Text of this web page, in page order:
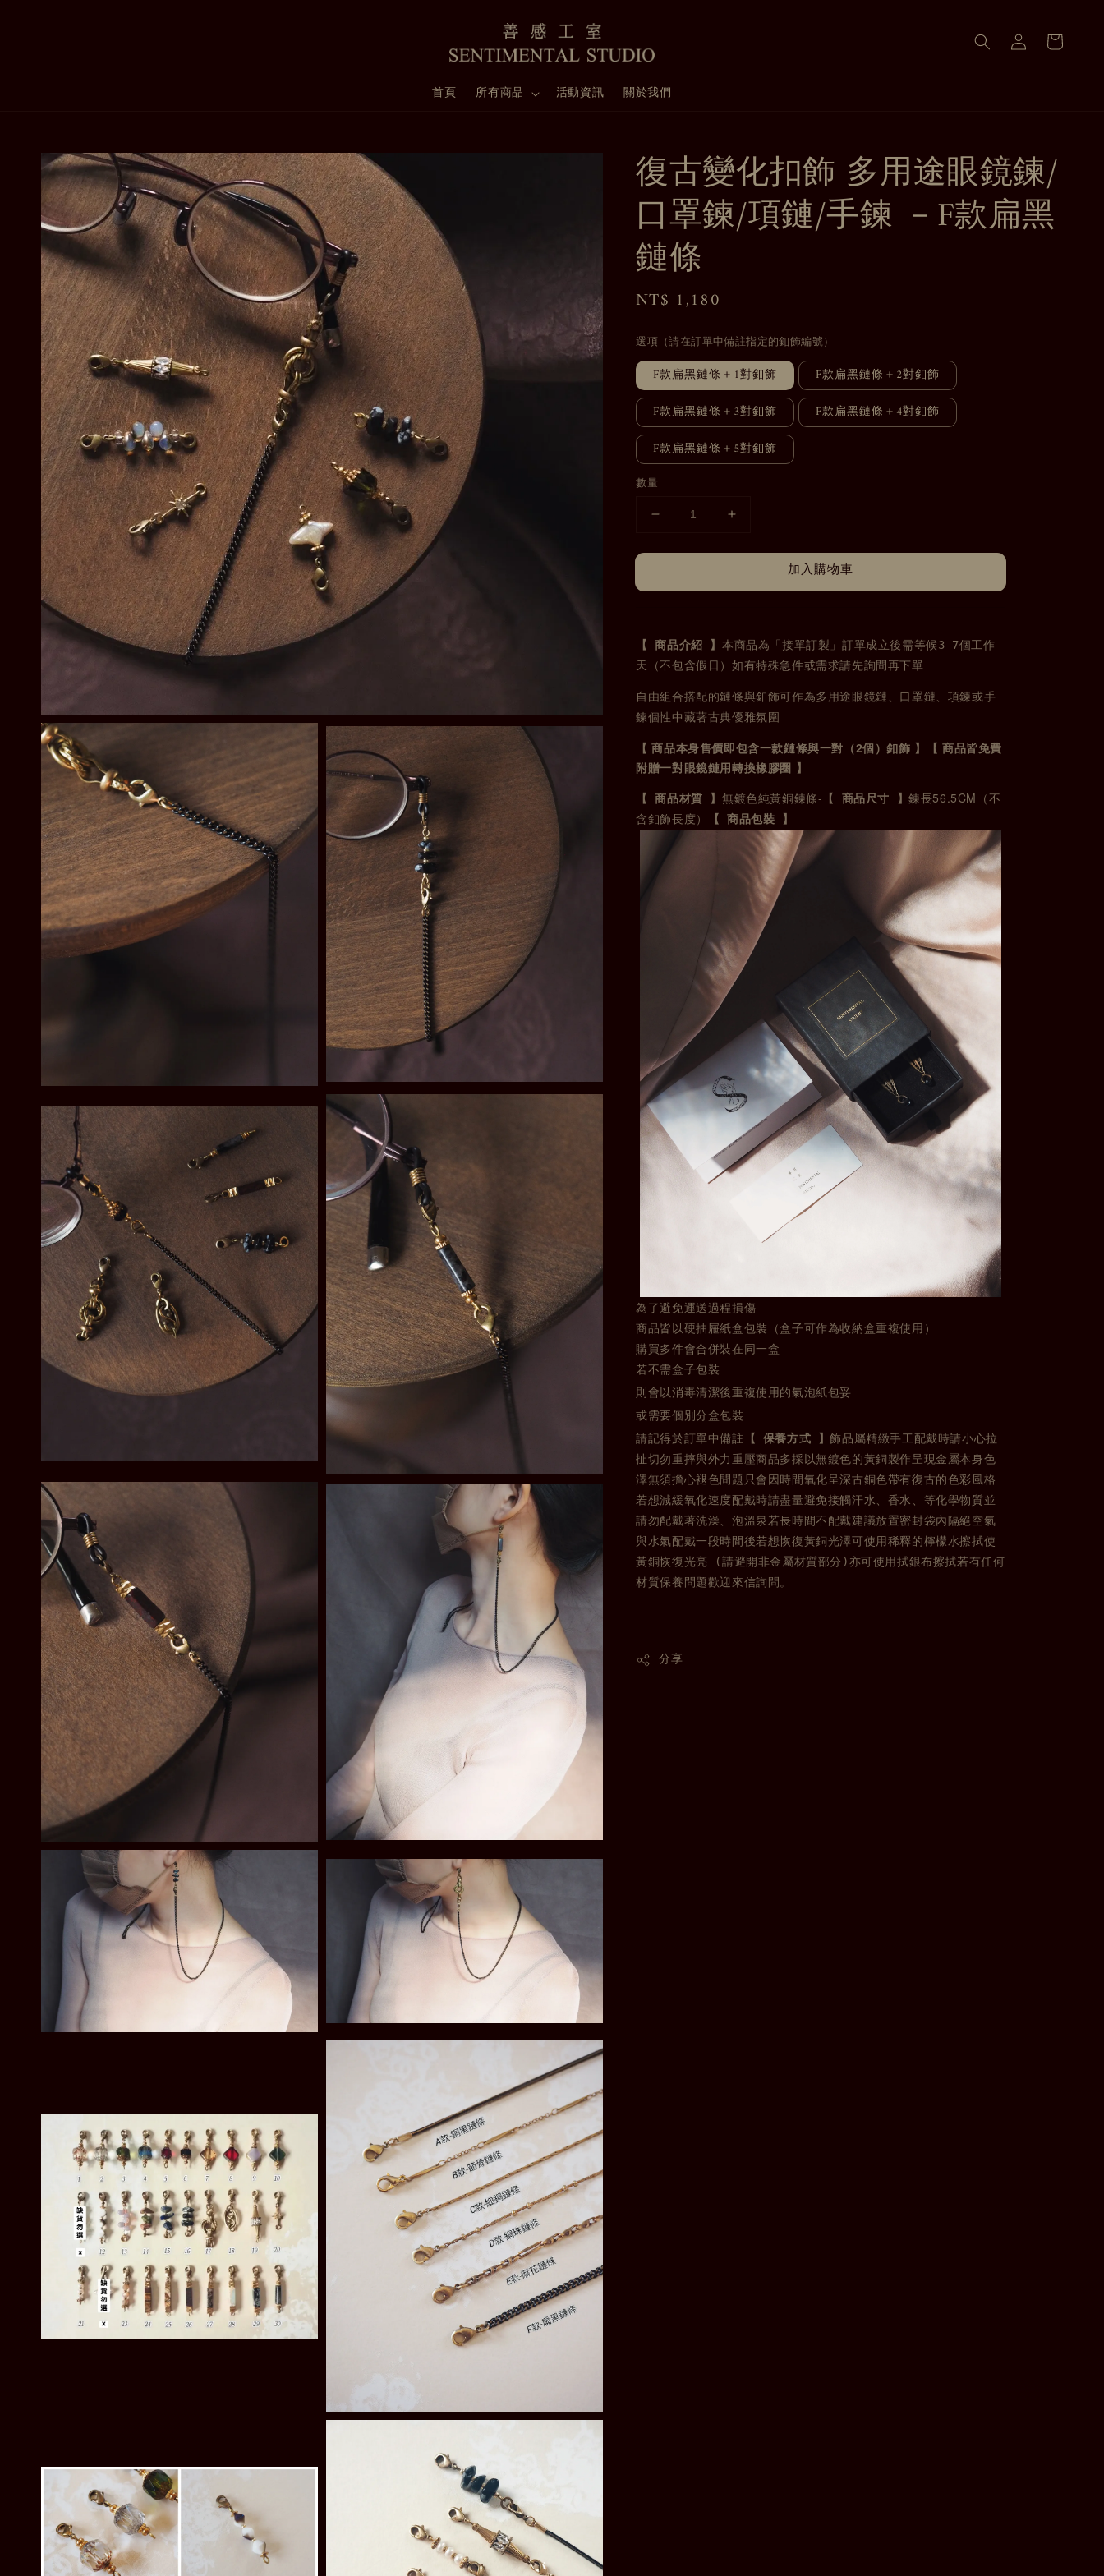
首頁 所有商品 活動資訊 關於我們
復古變化扣飾 多用途眼鏡鍊/
口罩鍊/項鏈/手鍊 －F款扁黑
鏈條
Regular
NT$ 1,180
選項（請在訂單中備註指定的釦飾編號）
F款扁黑鏈條＋1對釦飾
F款扁黑鏈條＋2對釦飾
F款扁黑鏈條＋3對釦飾
F款扁黑鏈條＋4對釦飾
F款扁黑鏈條＋5對釦飾
數量
加入購物車
【 商品介紹 】 本商品為「接單訂製」訂單成立後需等候3-7個工作
天（不包含假日）如有特殊急件或需求請先詢問再下單
自由組合搭配的鏈條與釦飾可作為多用途眼鏡鏈、口罩鏈、項鍊或手
鍊個性中藏著古典優雅氛圍
【 商品本身售價即包含一款鏈條與一對（2個）釦飾 】 【 商品皆免費
附贈一對眼鏡鏈用轉換橡膠圈
】
【 商品材質 】 無鍍色純黃銅鍊條- 【 商品尺寸 】鍊長56.5CM
（不
含釦飾長度）
【 商品包裝 】
為了避免運送過程損傷
商品皆以硬抽屜紙盒包裝（盒子可作為收納盒重複使用）
購買多件會合併裝在同一盒
若不需盒子包裝
則會以消毒清潔後重複使用的氣泡紙包妥
或需要個別分盒包裝
請記得於訂單中備註 【 保養方式 】飾品屬精緻手工配戴時請小心拉
扯切勿重摔與外力重壓商品多採以無鍍色的黃銅製作呈現金屬本身色
澤無須擔心褪色問題只會因時間氧化呈深古銅色帶有復古的色彩風格
若想減緩氧化速度配戴時請盡量避免接觸汗水、香水、等化學物質並
請勿配戴著洗澡、泡溫泉若長時間不配戴建議放置密封袋內隔絕空氣
與水氣配戴一段時間後若想恢復黃銅光澤可使用稀釋的檸檬水擦拭使
黃銅恢復光亮 (請避開非金屬材質部分)亦可使用拭銀布擦拭若有任何
材質保養問題歡迎來信詢問。
分享